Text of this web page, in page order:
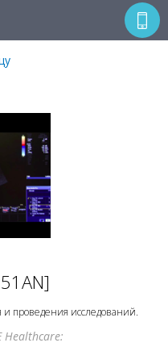
и проведения исследований.